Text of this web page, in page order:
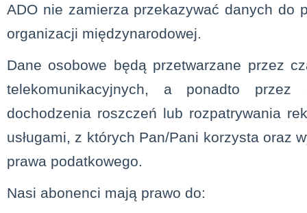
ADO nie zamierza przekazywać danych do
organizacji międzynarodowej.
Dane osobowe będą przetwarzane przez
telekomunikacyjnych, a ponadto
dochodzenia roszczeń lub rozpatrywania
usługami, z których Pan/Pani korzysta oraz
prawa podatkowego.
Nasi abonenci mają prawo do: